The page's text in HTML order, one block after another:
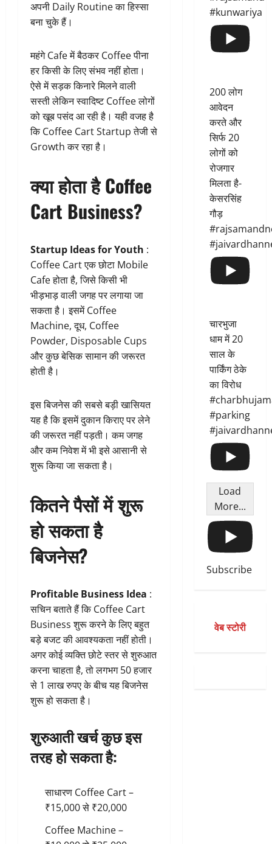
अपनी Daily Routine का हिस्सा
बना चुके हैं।
महंगे Cafe में बैठकर Coffee पीना
हर किसी के लिए संभव नहीं होता।
ऐसे में सड़क किनारे मिलने वाली
सस्ती लेकिन स्वादिष्ट Coffee लोगों
को खूब पसंद आ रही है। यही वजह है
कि Coffee Cart Startup तेजी से
Growth कर रहा है।
क्या होता है Coffee
Cart Business?
Startup Ideas for Youth :
Coffee Cart एक छोटा Mobile
Cafe होता है, जिसे किसी भी
भीड़भाड़ वाली जगह पर लगाया जा
सकता है। इसमें Coffee
Machine, दूध, Coffee
Powder, Disposable Cups
और कुछ बेसिक सामान की जरूरत
होती है।
इस बिजनेस की सबसे बड़ी खासियत
यह है कि इसमें दुकान किराए पर लेने
की जरूरत नहीं पड़ती। कम जगह
और कम निवेश में भी इसे आसानी से
शुरू किया जा सकता है।
कितने पैसों में शुरू
हो सकता है
बिजनेस?
Profitable Business Idea :
सचिन बताते हैं कि Coffee Cart
Business शुरू करने के लिए बहुत
बड़े बजट की आवश्यकता नहीं होती।
अगर कोई व्यक्ति छोटे स्तर से शुरुआत
करना चाहता है, तो लगभग 50 हजार
से 1 लाख रुपए के बीच यह बिजनेस
शुरू हो सकता है।
शुरुआती खर्च कुछ इस
तरह हो सकता है:
साधारण Coffee Cart –
₹15,000 से ₹20,000
Coffee Machine –
#kunwariya
200 लोग
आवेदन
करते और
सिर्फ 20
लोगों को
रोजगार
मिलता है-
केसरसिंह
गौड़
चारभुजा
धाम में 20
साल के
पार्किंग ठेके
का विरोध
#parking
Load
More...
Subscribe
वेब स्टोरी